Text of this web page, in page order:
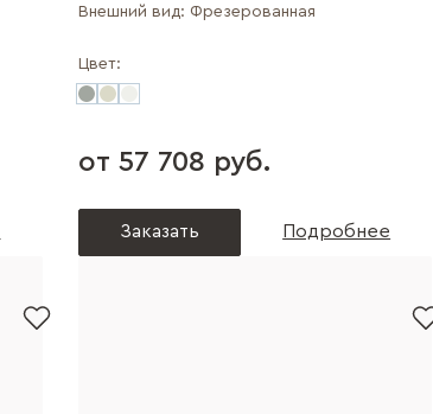
Внешний вид: Фрезерованная
Цвет:
от 57 708 руб.
Заказать Подробнее